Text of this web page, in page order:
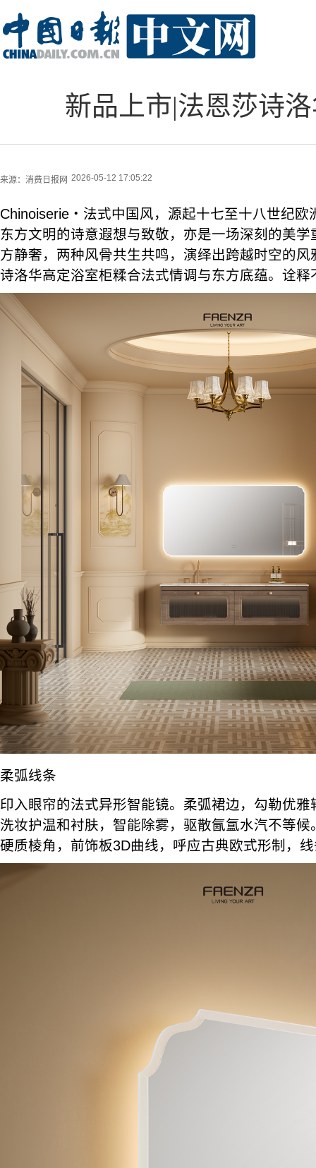
新品上市|法恩莎诗
来源： 消费日报网 2026-05-12 17:05:22
Chinoiserie・法式中国风，源起十七至十八世纪欧
东方文明的诗意遐想与致敬，亦是一场深刻的美
方静奢，两种风骨共生共鸣，演绎出跨越时空的风
诗洛华高定浴室柜糅合法式情调与东方底蕴。诠释
柔弧线条
印入眼帘的法式异形智能镜。柔弧裙边，勾勒优
洗妆护温和衬肤，智能除雾，驱散氤氲水汽不等
硬质棱角，前饰板3D曲线，呼应古典欧式形制，